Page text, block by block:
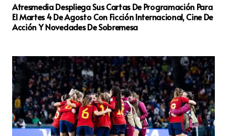
Atresmedia Despliega Sus Cartas De Programación Para
El Martes 4 De Agosto Con Ficción Internacional, Cine De
Acción Y Novedades De Sobremesa